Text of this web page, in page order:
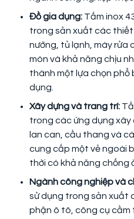
Đồ gia dụng: Tấm inox
trong sản xuất các thiết
nướng, tủ lạnh, máy rửa
mòn và khả năng chịu
thành một lựa chọn phổ
dụng.
Xây dựng và trang trí:
trong các ứng dụng xây
lan can, cầu thang và
cung cấp một vẻ ngoài
thời có khả năng chống
Ngành công nghiệp và
sử dụng trong sản xuất
phận ô tô, công cụ cầm